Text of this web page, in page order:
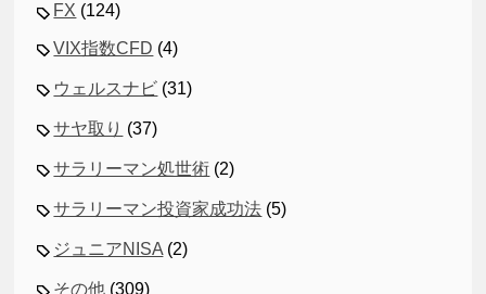
FX (124)
VIX指数CFD (4)
ウェルスナビ (31)
サヤ取り (37)
サラリーマン処世術 (2)
サラリーマン投資家成功法 (5)
ジュニアNISA(2)
その他 (309)